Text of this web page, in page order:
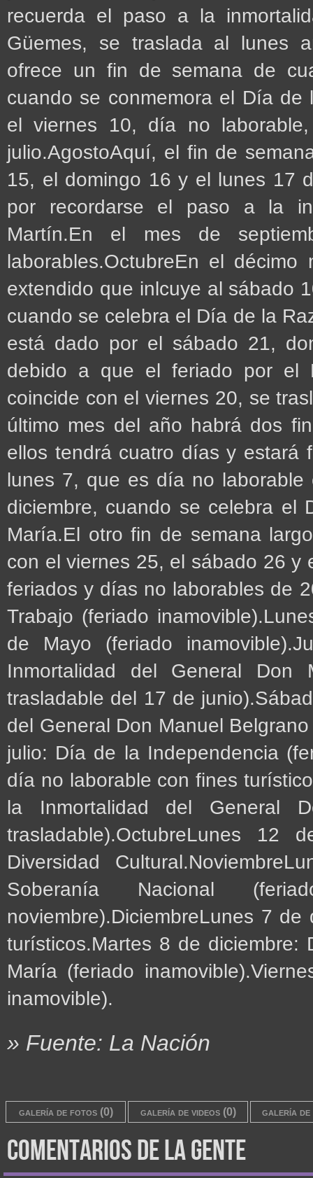
recuerda el paso a la
Güemes, se traslada al lunes
ofrece un fin de semana de
cuando se conmemora el Día
el viernes 10, día no
julio.AgostoAquí, el fin de
15, el domingo 16 y el lunes 17
por recordarse el paso a la
Martín.En el mes de
laborables.OctubreEn el
extendido que inlcuye al sábado
cuando se celebra el Día de la
está dado por el sábado 21,
debido a que el feriado por el
coincide con el viernes 20, se
último mes del año habrá dos
ellos tendrá cuatro días y estará
lunes 7, que es día no
diciembre, cuando se celebra el
María.El otro fin de semana
con el viernes 25, el sábado 26 y
feriados y días no laborables de
Trabajo (feriado
de Mayo (feriado
Inmortalidad del General Don
trasladable del 17 de
del General Don Manuel
julio: Día de la Independencia
día no laborable con fines
la Inmortalidad del General
trasladable).OctubreLunes
Diversidad
Soberanía Nacional
noviembre).DiciembreLunes 7
turísticos.Martes 8 de
María (feriado
inamovible).
» Fuente: La Nación
galería de fotos (0) galería de videos (0) galería de
comentarios de la gente